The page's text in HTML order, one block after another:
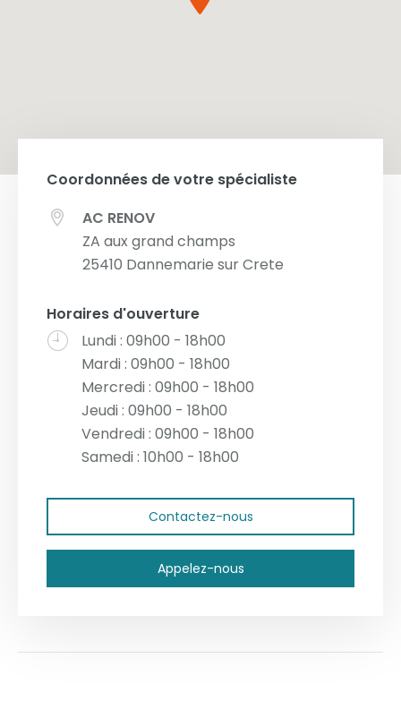
Coordonnées de votre spécialiste
AC RENOV
ZA aux grand champs
25410 Dannemarie sur Crete
Horaires d'ouverture
Lundi : 09h00 - 18h00
Mardi : 09h00 - 18h00
Mercredi : 09h00 - 18h00
Jeudi : 09h00 - 18h00
Vendredi : 09h00 - 18h00
Samedi : 10h00 - 18h00
Contactez-nous
Appelez-nous